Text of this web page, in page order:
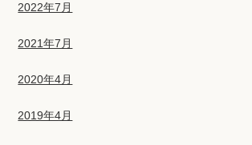
2022年7月
2021年7月
2020年4月
2019年4月